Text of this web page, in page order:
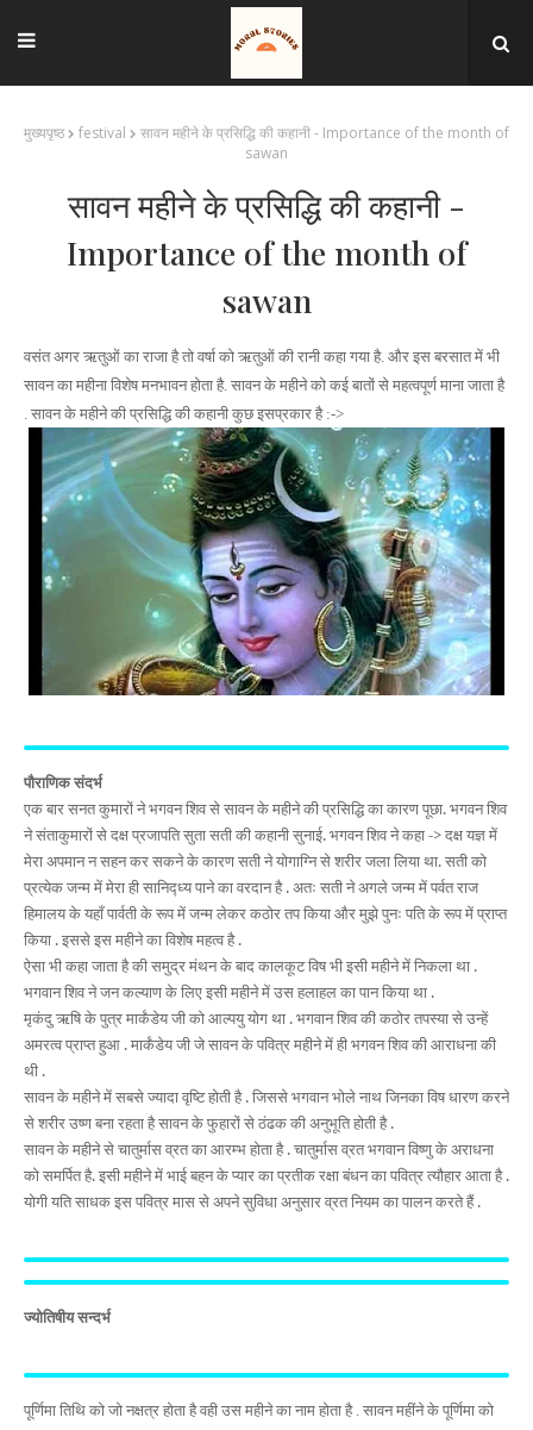
मुख्यपृष्ठ festival
सावन महीने के प्रसिद्धि की कहानी - Importance of the month of
sawan
सावन महीने के प्रसिद्धि की कहानी -
Importance of the month of
sawan
वसंत अगर ऋतुओं का राजा है तो वर्षा को ऋतुओं की रानी कहा गया है. और इस बरसात में भी
सावन का महीना विशेष मनभावन होता है. सावन के महीने को कई बातों से महत्वपूर्ण माना जाता है
. सावन के महीने की प्रसिद्धि की कहानी कुछ इसप्रकार है :->
पौराणिक संदर्भ
एक बार सनत कुमारों ने भगवन शिव से सावन के महीने की प्रसिद्धि का कारण पूछा. भगवन शिव
ने संताकुमारों से दक्ष प्रजापति सुता सती की कहानी सुनाई. भगवन शिव ने कहा -> दक्ष यज्ञ में
मेरा अपमान न सहन कर सकने के कारण सती ने योगाग्नि से शरीर जला लिया था. सती को
प्रत्येक जन्म में मेरा ही सानिद्ध्य पाने का वरदान है . अतः सती ने अगले जन्म में पर्वत राज
हिमालय के यहाँ पार्वती के रूप में जन्म लेकर कठोर तप किया और मुझे पुनः पति के रूप में प्राप्त
किया . इससे इस महीने का विशेष महत्व है .
ऐसा भी कहा जाता है की समुद्र मंथन के बाद कालकूट विष भी इसी महीने में निकला था .
भगवान शिव ने जन कल्याण के लिए इसी महीने में उस हलाहल का पान किया था .
मृकंदु ऋषि के पुत्र मार्कंडेय जी को आल्पयु योग था . भगवान शिव की कठोर तपस्या से उन्हें
अमरत्व प्राप्त हुआ . मार्कंडेय जी जे सावन के पवित्र महीने में ही भगवन शिव की आराधना की
थी .
सावन के महीने में सबसे ज्यादा वृष्टि होती है . जिससे भगवान भोले नाथ जिनका विष धारण करने
से शरीर उष्ण बना रहता है सावन के फुहारों से ठंढक की अनुभूति होती है .
सावन के महीने से चातुर्मास व्रत का आरम्भ होता है . चातुर्मास व्रत भगवान विष्णु के अराधना
को समर्पित है. इसी महीने में भाई बहन के प्यार का प्रतीक रक्षा बंधन का पवित्र त्यौहार आता है .
योगी यति साधक इस पवित्र मास से अपने सुविधा अनुसार व्रत नियम का पालन करते हैं .
ज्योतिषीय सन्दर्भ
पूर्णिमा तिथि को जो नक्षत्र होता है वही उस महीने का नाम होता है . सावन महींने के पूर्णिमा को